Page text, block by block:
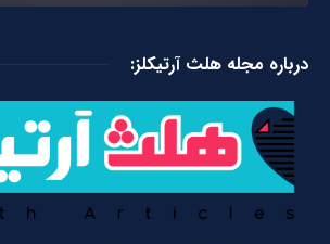
درباره مجله هلث آرتیکلز: